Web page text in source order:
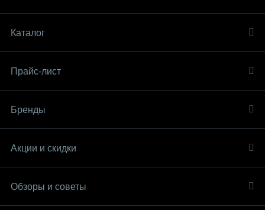
Каталог
Прайс-лист
Бренды
Акции и скидки
Обзоры и советы